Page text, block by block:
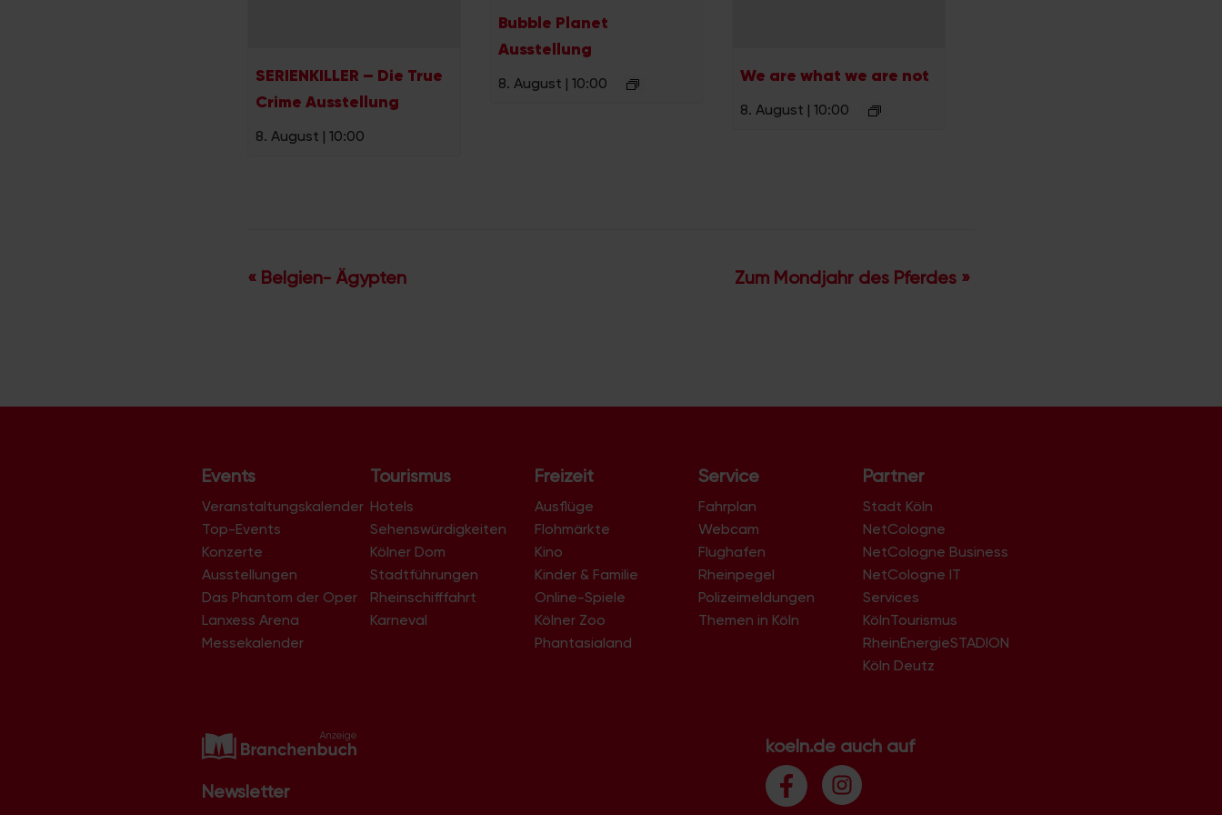
SERIENKILLER – Die True
Crime Ausstellung
8. August | 10:00
Bubble Planet
Ausstellung
8. August | 10:00 We are what we are not
8. August | 10:00
V
s
l
t
u
n
g
-
N
g
a
t
« Belgien- Ägypten Zum Mondjahr des Pferdes »
Events
Veranstaltungskalender
Top-Events
Konzerte
Ausstellungen
Das Phantom der Oper
Lanxess Arena
Messekalender
Tourismus
Hotels
Sehenswürdigkeiten
Kölner Dom
Stadtführungen
Rheinschifffahrt
Karneval
Freizeit
Ausflüge
Flohmärkte
Kino
Kinder & Familie
Online-Spiele
Kölner Zoo
Phantasialand
Service
Fahrplan
Webcam
Flughafen
Rheinpegel
Polizeimeldungen
Themen in Köln
Partner
Stadt Köln
NetCologne
NetCologne Business
NetCologne IT
Services
KölnTourismus
RheinEnergieSTADION
Köln Deutz
Newsletter
koeln.de auch auf